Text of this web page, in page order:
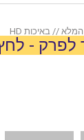
לפרק -